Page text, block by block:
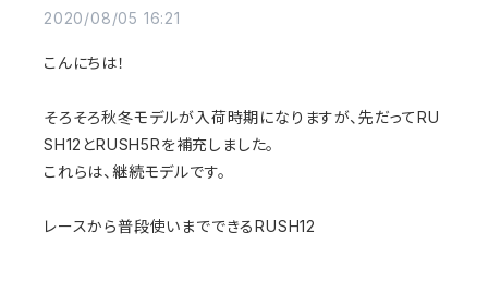
2020/08/05 16:21
こんにちは！
そろそろ秋冬モデルが入荷時期になりますが、先だってRU
SH12とRUSH5Rを補充しました。
これらは、継続モデルです。
レースから普段使いまでできるRUSH12